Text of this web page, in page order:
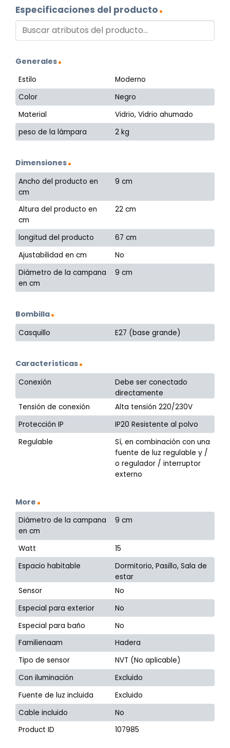
Especificaciones del producto
Generales
Estilo
Moderno
Color
Negro
Material
Vidrio, Vidrio ahumado
peso de la lámpara
2 kg
Dimensiones
Ancho del producto en
cm
9 cm
Altura del producto en
cm
22 cm
longitud del producto
67 cm
Ajustabilidad en cm
No
Diámetro de la campana
en cm
9 cm
Bombilla
Casquillo E27 (base grande)
Características
Conexión
Debe ser conectado
directamente
Tensión de conexión
Alta tensión 220/230V
Protección IP
IP20 Resistente al polvo
Regulable
Sí, en combinación con una
fuente de luz regulable y /
o regulador / interruptor
externo
More
Diámetro de la campana
en cm
9 cm
Watt
15
Espacio habitable
Dormitorio, Pasillo, Sala de
estar
Sensor
No
Especial para exterior
No
Especial para baño
No
Familienaam
Hadera
Tipo de sensor
NVT (No aplicable)
Con iluminación
Excluido
Fuente de luz incluida
Excluido
Cable incluido
No
Product ID
107985